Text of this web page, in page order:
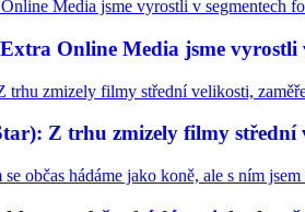
Online Media jsme vyrostli
Z trhu zmizely filmy střední